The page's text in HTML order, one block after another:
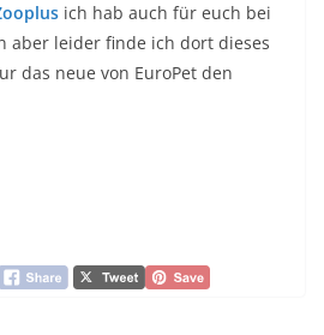
ich hab auch für euch bei
aber leider finde ich dort dieses
das neue von EuroPet den